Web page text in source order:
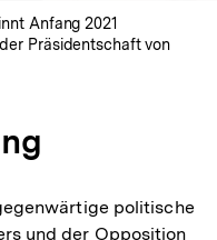
Anfang 2021
Präsidentschaft von
politische
und der Opposition